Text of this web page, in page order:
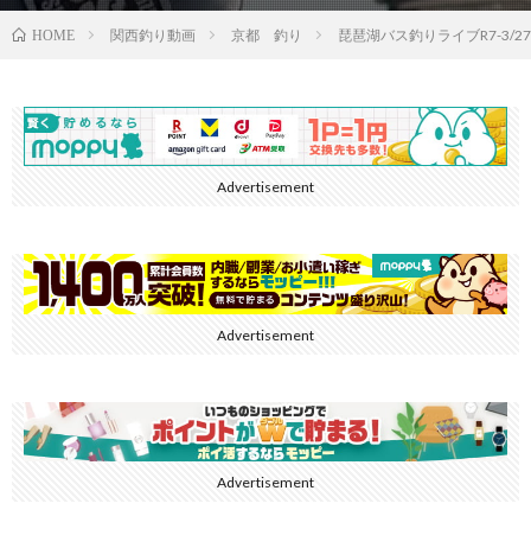
HOME 関西釣り動画 京都 釣り 琵琶湖バス釣りライブR7-3/27
Advertisement
Advertisement
Advertisement